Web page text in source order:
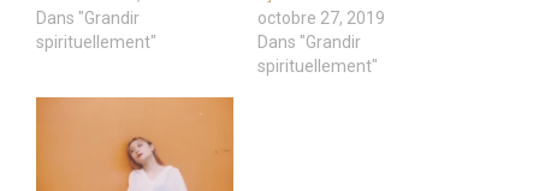
Dans "Grandir
spirituellement"
octobre 27, 2019
Dans "Grandir
spirituellement"